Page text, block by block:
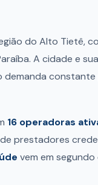
do Alto Tietê,
A cidade e
demanda
16 operadoras
prestadores
vem em segundo